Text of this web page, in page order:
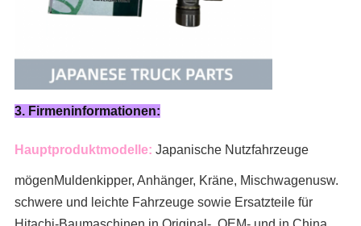
3. Firmeninformationen:
Hauptproduktmodelle: Japanische Nutzfahrzeuge
mögenMuldenkipper, Anhänger, Kräne, Mischwagenusw.
schwere und leichte Fahrzeuge sowie Ersatzteile für